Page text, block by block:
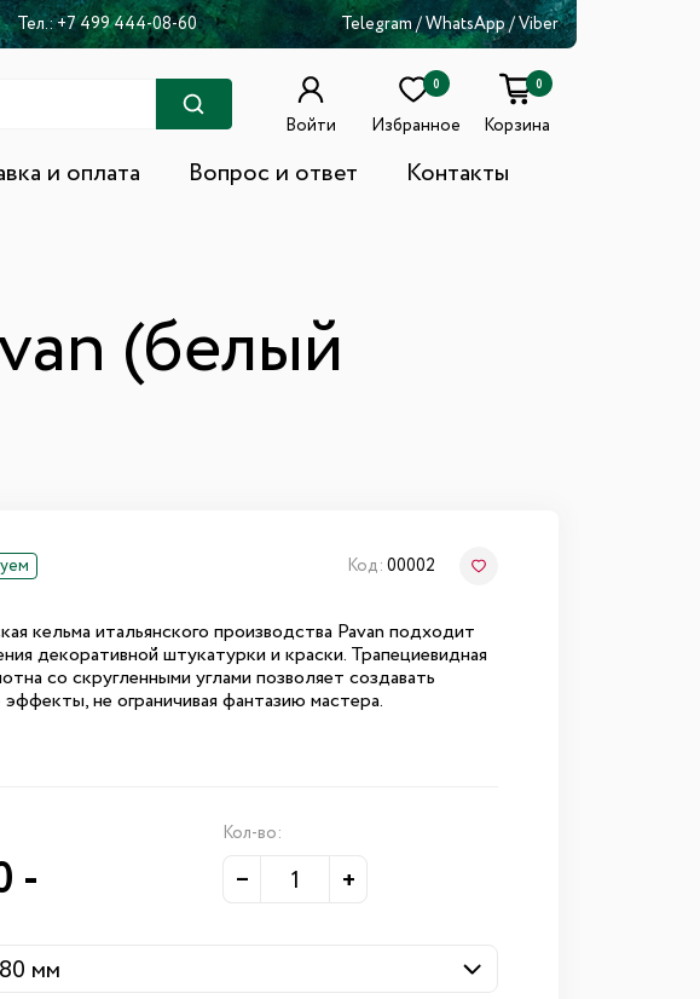
Тел.:+7 499 444-08-60 Telegram / WhatsApp/Viber
Войти
0
Избранное
0
Корзина
и оплата Вопрос и ответ Контакты
(белый
Код: 00002
кельма итальянского производства Pavan подходит
декоративной штукатурки и краски. Трапециевидная
со скругленными углами позволяет создавать
эффекты, не ограничивая фантазию мастера.
-
Кол-во:
– +